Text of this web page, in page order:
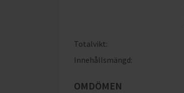
Totalvikt:
Innehållsmängd:
OMDÖMEN